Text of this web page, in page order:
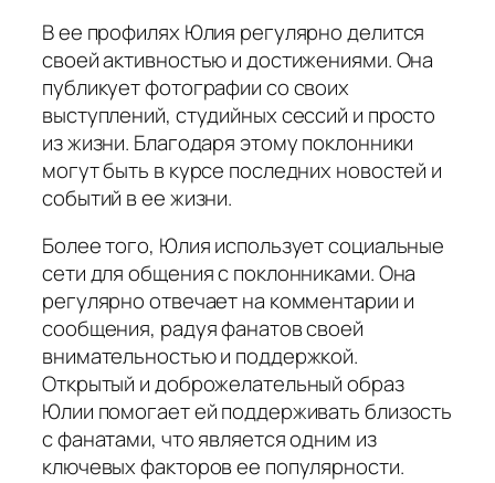
В ее профилях Юлия регулярно делится
своей активностью и достижениями. Она
публикует фотографии со своих
выступлений, студийных сессий и просто
из жизни. Благодаря этому поклонники
могут быть в курсе последних новостей и
событий в ее жизни.
Более того, Юлия использует социальные
сети для общения с поклонниками. Она
регулярно отвечает на комментарии и
сообщения, радуя фанатов своей
внимательностью и поддержкой.
Открытый и доброжелательный образ
Юлии помогает ей поддерживать близость
с фанатами, что является одним из
ключевых факторов ее популярности.